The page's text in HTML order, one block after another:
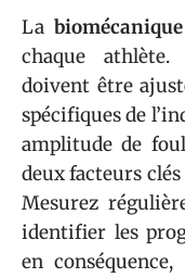
La
chaque athlète.
doivent être
spécifiques de
amplitude de
deux facteurs
Mesurez
identifier les
en